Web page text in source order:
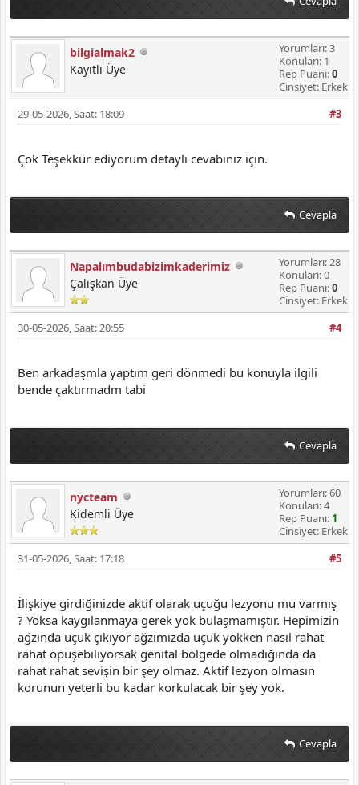
bilgialmak2
Kayıtlı Üye
Yorumları: 3
Konuları: 1
Rep Puanı:0
Cinsiyet: Erkek
#3
29-05-2026, Saat: 18:09
Çok Teşekkür ediyorum detaylı cevabınız için.
Cevapla
Napalımbudabizimkaderimiz
Çalışkan Üye
Yorumları: 28
Konuları: 0
Rep Puanı:0
Cinsiyet: Erkek
#4
30-05-2026, Saat: 20:55
Ben arkadaşmla yaptım geri dönmedi bu konuyla ilgili
bende çaktırmadm tabi
Cevapla
nycteam
Kidemli Üye
Yorumları: 60
Konuları: 4
Rep Puanı: 1
Cinsiyet: Erkek
#5
31-05-2026, Saat: 17:18
İlişkiye girdiğinizde aktif olarak uçuğu lezyonu mu varmış
? Yoksa kaygılanmaya gerek yok bulaşmamıştır. Hepimizin
ağzında uçuk çıkıyor ağzımızda uçuk yokken nasıl rahat
rahat öpüşebiliyorsak genital bölgede olmadığında da
rahat rahat sevişin bir şey olmaz. Aktif lezyon olmasın
korunun yeterli bu kadar korkulacak bir şey yok.
Cevapla